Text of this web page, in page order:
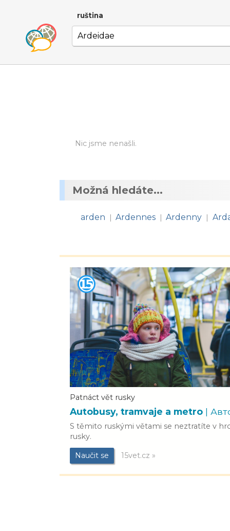
ruština
Nic jsme nenašli.
Možná hledáte...
arden | Ardennes | Ardenny |
Patnáct vět rusky
Autobusy, tramvaje a metro |
S těmito ruskými větami se neztratíte v
rusky.
Naučit se 15vet.cz »